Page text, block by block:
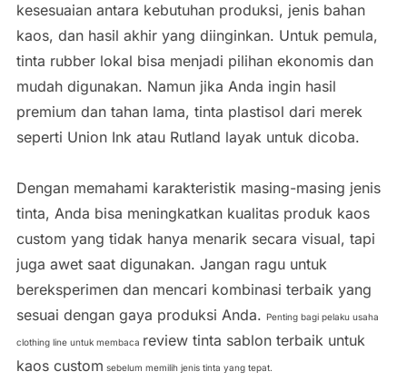
kesesuaian antara kebutuhan produksi, jenis bahan
kaos, dan hasil akhir yang diinginkan. Untuk pemula,
tinta rubber lokal bisa menjadi pilihan ekonomis dan
mudah digunakan. Namun jika Anda ingin hasil
premium dan tahan lama, tinta plastisol dari merek
seperti Union Ink atau Rutland layak untuk dicoba.
Dengan memahami karakteristik masing-masing jenis
tinta, Anda bisa meningkatkan kualitas produk kaos
custom yang tidak hanya menarik secara visual, tapi
juga awet saat digunakan. Jangan ragu untuk
bereksperimen dan mencari kombinasi terbaik yang
sesuai dengan gaya produksi Anda. Penting bagi pelaku usaha
clothing line untuk membaca review tinta sablon terbaik untuk
kaos custom sebelum memilih jenis tinta yang tepat.